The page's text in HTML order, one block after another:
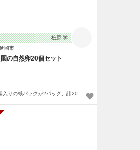
松原 学
岡市
の自然卵20個セット
鶏卵が10個入りの紙パックが2パック、計20個入っています。